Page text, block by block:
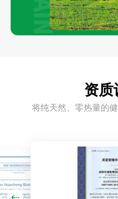
资质
将纯天然、零热量的